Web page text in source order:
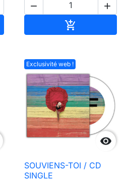
 

Exclusivité web !

SOUVIENS-TOI / CD
SINGLE